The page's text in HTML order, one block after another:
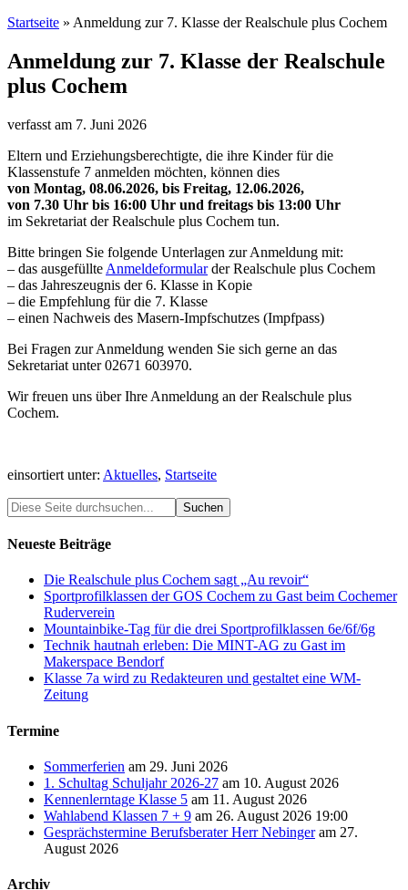
Startseite » Anmeldung zur 7. Klasse der Realschule plus Cochem
Anmeldung zur 7. Klasse der Realschule
plus Cochem
verfasst am 7. Juni 2026
Eltern und Erziehungsberechtigte, die ihre Kinder für die
Klassenstufe 7 anmelden möchten, können dies
von Montag, 08.06.2026, bis Freitag, 12.06.2026,
von 7.30 Uhr bis 16:00 Uhr und freitags bis 13:00 Uhr
im Sekretariat der Realschule plus Cochem tun.
Bitte bringen Sie folgende Unterlagen zur Anmeldung mit:
– das ausgefüllte Anmeldeformularder Realschule plus Cochem
– das Jahreszeugnis der 6. Klasse in Kopie
– die Empfehlung für die 7. Klasse
– einen Nachweis des Masern-Impfschutzes (Impfpass)
Bei Fragen zur Anmeldung wenden Sie sich gerne an das
Sekretariat unter 02671 603970.
Wir freuen uns über Ihre Anmeldung an der Realschule plus
Cochem.
einsortiert unter: Aktuelles, Startseite
Neueste Beiträge
Die Realschule plus Cochem sagt „Au revoir“
Sportprofilklassen der GOS Cochem zu Gast beim Cochemer
Ruderverein
Mountainbike-Tag für die drei Sportprofilklassen 6e/6f/6g
Technik hautnah erleben: Die MINT-AG zu Gast im
Makerspace Bendorf
Klasse 7a wird zu Redakteuren und gestaltet eine WM-
Zeitung
Termine
Sommerferien am 29. Juni 2026
1. Schultag Schuljahr 2026-27 am 10. August 2026
Kennenlerntage Klasse 5 am 11. August 2026
Wahlabend Klassen 7 + 9 am 26. August 2026 19:00
Gesprächstermine Berufsberater Herr Nebingeram 27.
August 2026
Archiv